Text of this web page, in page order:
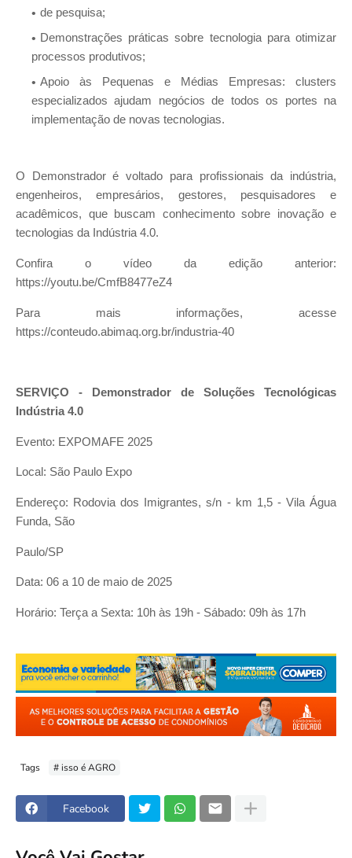
de pesquisa;
Demonstrações práticas sobre tecnologia para otimizar
processos produtivos;
Apoio às Pequenas e Médias Empresas: clusters
especializados ajudam negócios de todos os portes na
implementação de novas tecnologias.
O Demonstrador é voltado para profissionais da indústria,
engenheiros, empresários, gestores, pesquisadores e
acadêmicos, que buscam conhecimento sobre inovação e
tecnologias da Indústria 4.0.
Confira o vídeo da edição anterior:
https://youtu.be/CmfB8477eZ4
Para mais informações, acesse
https://conteudo.abimaq.org.br/industria-40
SERVIÇO - Demonstrador de Soluções Tecnológicas
Indústria 4.0
Evento: EXPOMAFE 2025
Local: São Paulo Expo
Endereço: Rodovia dos Imigrantes, s/n - km 1,5 - Vila Água
Funda, São
Paulo/SP
Data: 06 a 10 de maio de 2025
Horário: Terça a Sexta: 10h às 19h - Sábado: 09h às 17h
Tags # isso é AGRO
Facebook